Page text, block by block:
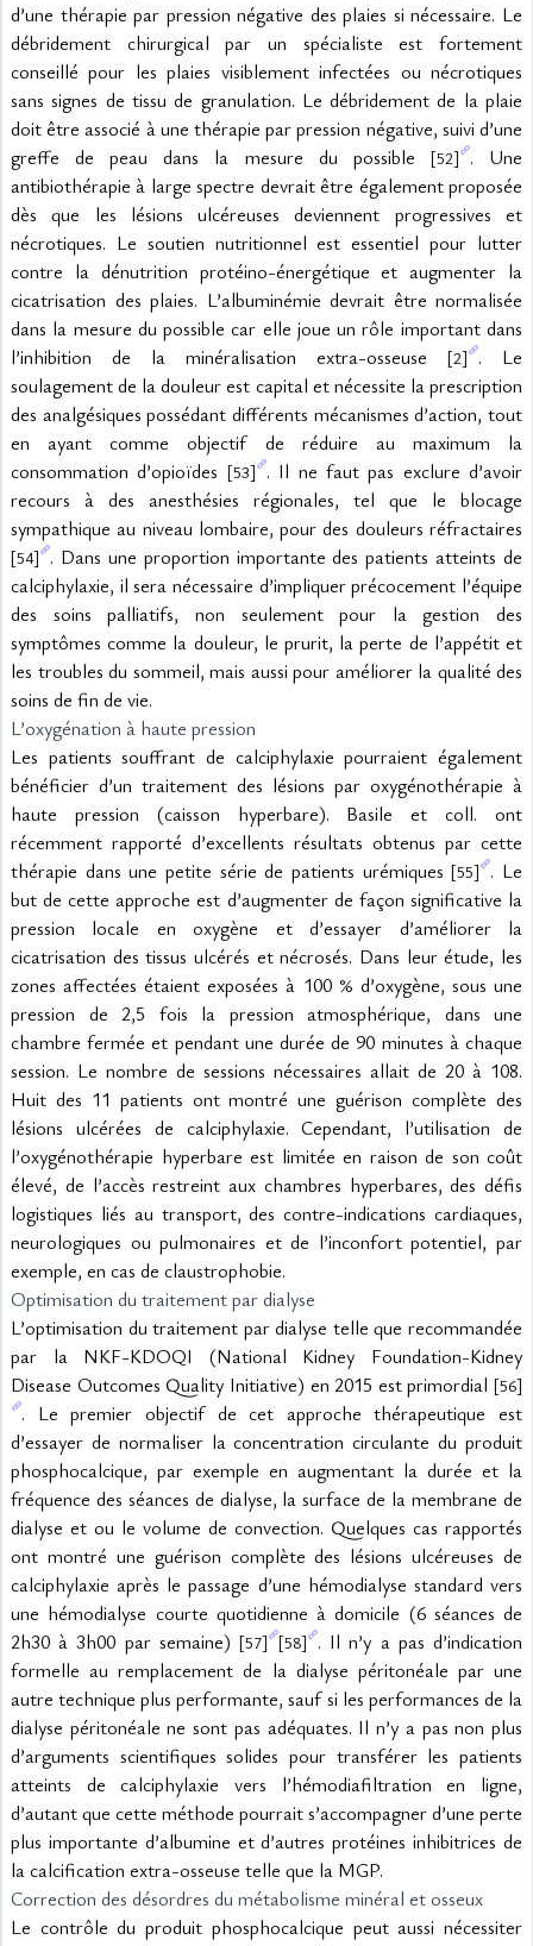
d’une thérapie par pression négative des plaies si nécessaire. Le
débridement chirurgical par un spécialiste est fortement
conseillé pour les plaies visiblement infectées ou nécrotiques
sans signes de tissu de granulation. Le débridement de la plaie
doit être associé à une thérapie par pression négative, suivi d’une
greffe de peau dans la mesure du possible [52] . Une
antibiothérapie à large spectre devrait être également proposée
dès que les lésions ulcéreuses deviennent progressives et
nécrotiques. Le soutien nutritionnel est essentiel pour lutter
contre la dénutrition protéino-énergétique et augmenter la
cicatrisation des plaies. L’albuminémie devrait être normalisée
dans la mesure du possible car elle joue un rôle important dans
l’inhibition de la minéralisation extra-osseuse [2] . Le
soulagement de la douleur est capital et nécessite la prescription
des analgésiques possédant différents mécanismes d’action, tout
en ayant comme objectif de réduire au maximum la
consommation d’opioïdes [53] . Il ne faut pas exclure d’avoir
recours à des anesthésies régionales, tel que le blocage
[54] . Dans une proportion importante des patients atteints de
calciphylaxie, il sera nécessaire d’impliquer précocement l’équipe
des soins palliatifs, non seulement pour la gestion des
symptômes comme la douleur, le prurit, la perte de l’appétit et
les troubles du sommeil, mais aussi pour améliorer la qualité des
soins de fin de vie.
L’oxygénation à haute pression
Les patients souffrant de calciphylaxie pourraient également
bénéficier d’un traitement des lésions par oxygénothérapie à
haute pression (caisson hyperbare). Basile et coll. ont
récemment rapporté d’excellents résultats obtenus par cette
thérapie dans une petite série de patients urémiques [55] . Le
but de cette approche est d’augmenter de façon significative la
pression locale en oxygène et d’essayer d’améliorer la
cicatrisation des tissus ulcérés et nécrosés. Dans leur étude, les
zones affectées étaient exposées à 100 % d’oxygène, sous une
pression de 2,5 fois la pression atmosphérique, dans une
chambre fermée et pendant une durée de 90 minutes à chaque
session. Le nombre de sessions nécessaires allait de 20 à 108.
Huit des 11 patients ont montré une guérison complète des
lésions ulcérées de calciphylaxie. Cependant, l’utilisation de
l’oxygénothérapie hyperbare est limitée en raison de son coût
élevé, de l’accès restreint aux chambres hyperbares, des défis
logistiques liés au transport, des contre-indications cardiaques,
neurologiques ou pulmonaires et de l’inconfort potentiel, par
exemple, en cas de claustrophobie.
Optimisation du traitement par dialyse
L’optimisation du traitement par dialyse telle que recommandée
par la NKF-KDOQI (National Kidney Foundation-Kidney
Disease Outcomes Quality Initiative) en 2015 est primordial [56]
. Le premier objectif de cet approche thérapeutique est
d’essayer de normaliser la concentration circulante du produit
phosphocalcique, par exemple en augmentant la durée et la
fréquence des séances de dialyse, la surface de la membrane de
dialyse et ou le volume de convection. Quelques cas rapportés
ont montré une guérison complète des lésions ulcéreuses de
calciphylaxie après le passage d’une hémodialyse standard vers
une hémodialyse courte quotidienne à domicile (6 séances de
2h30 à 3h00 par semaine) [57] [58] . Il n’y a pas d’indication
formelle au remplacement de la dialyse péritonéale par une
autre technique plus performante, sauf si les performances de la
dialyse péritonéale ne sont pas adéquates. Il n’y a pas non plus
d’arguments scientifiques solides pour transférer les patients
atteints de calciphylaxie vers l’hémodiafiltration en ligne,
d’autant que cette méthode pourrait s’accompagner d’une perte
plus importante d’albumine et d’autres protéines inhibitrices de
la calcification extra-osseuse telle que la MGP.
Correction des désordres du métabolisme minéral et osseux
Le contrôle du produit phosphocalcique peut aussi nécessiter